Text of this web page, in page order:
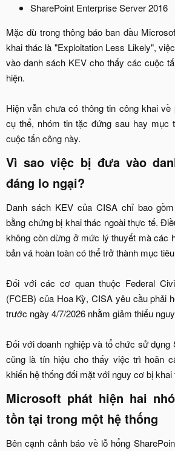
SharePoint Enterprise Server 2016​
Mặc dù trong thông báo ban đầu
khai thác là "Exploitation Less Likely",
vào danh sách KEV cho thấy các cuộc
hiện.
Hiện vẫn chưa có thông tin công khai
cụ thể, nhóm tin tặc đứng sau hay mục
cuộc tấn công này.​
Vì sao việc bị đưa vào
đáng lo ngại?​
Danh sách KEV của CISA chỉ bao
bằng chứng bị khai thác ngoài thực tế.
không còn dừng ở mức lý thuyết mà các
bản vá hoàn toàn có thể trở thành mục
Đối với các cơ quan thuộc Federal
(FCEB) của Hoa Kỳ, CISA yêu cầu phải
trước ngày 4/7/2026 nhằm giảm thiểu
Đối với doanh nghiệp và tổ chức sử dụng
cũng là tín hiệu cho thấy việc trì hoãn
khiến hệ thống đối mặt với nguy cơ bị
Microsoft phát hiện hai
tồn tại trong một hệ thống​
Bên cạnh cảnh báo về lỗ hổng